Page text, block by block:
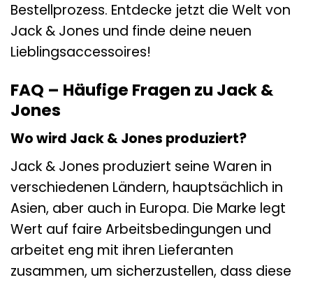
Bestellprozess. Entdecke jetzt die Welt von
Jack & Jones und finde deine neuen
Lieblingsaccessoires!
FAQ – Häufige Fragen zu Jack &
Jones
Wo wird Jack & Jones produziert?
Jack & Jones produziert seine Waren in
verschiedenen Ländern, hauptsächlich in
Asien, aber auch in Europa. Die Marke legt
Wert auf faire Arbeitsbedingungen und
arbeitet eng mit ihren Lieferanten
zusammen, um sicherzustellen, dass diese